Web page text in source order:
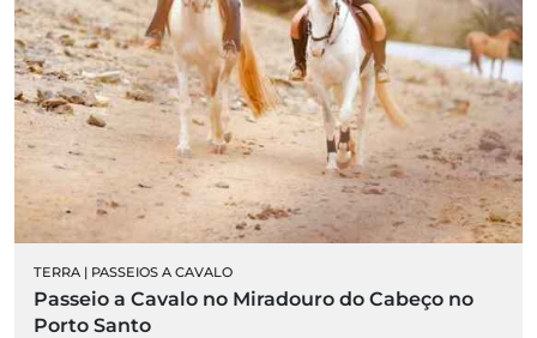
TERRA | PASSEIOS A CAVALO
Passeio a Cavalo no Miradouro do Cabeço no
Porto Santo